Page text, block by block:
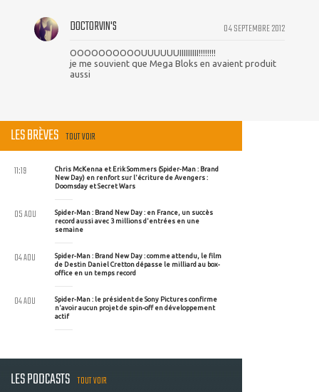
04 SEPTEMBRE 2012
DOCTORVIN'S
OOOOOOOOOOUUUUUUIIIIIIIII!!!!!!!!
je me souvient que Mega Bloks en avaient produit
aussi
LES BRÈVES TOUT VOIR
Chris McKenna et Erik Sommers (Spider-Man : Brand
New Day) en renfort sur l'écriture de Avengers :
Doomsday et Secret Wars
11:19
Spider-Man : Brand New Day : en France, un succès
record aussi avec 3 millions d'entrées en une
semaine
05 AOU
Spider-Man : Brand New Day : comme attendu, le film
de Destin Daniel Cretton dépasse le milliard au box-
office en un temps record
04 AOU
Spider-Man : le président de Sony Pictures confirme
n'avoir aucun projet de spin-off en développement
actif
04 AOU
LES PODCASTS TOUT VOIR